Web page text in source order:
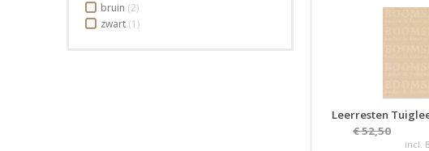
bruin (2)
zwart (1)
Leerresten
€ 52,50
incl.